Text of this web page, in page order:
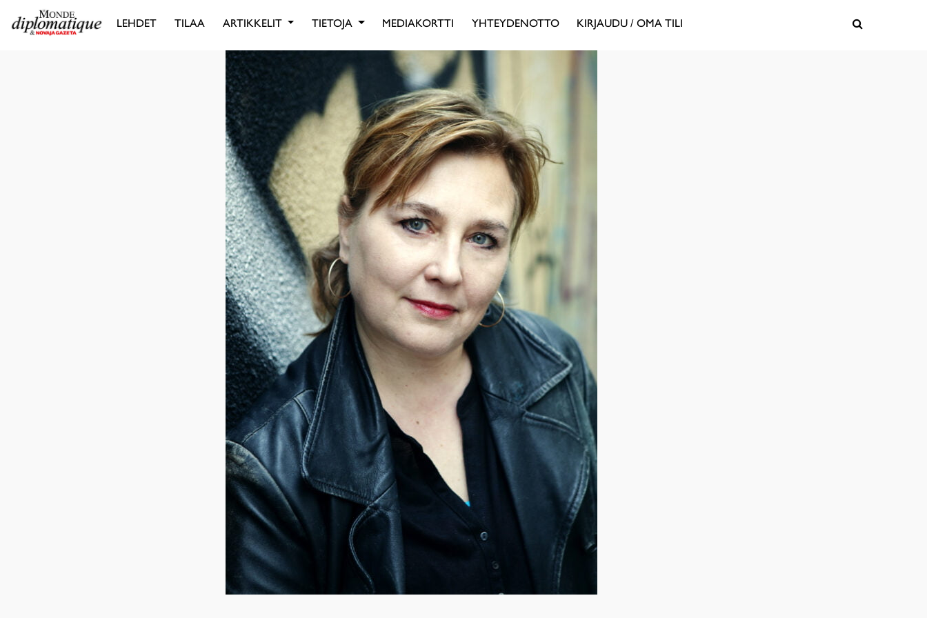
LEHDET TILAA ARTIKKELIT TIETOJA MEDIAKORTTI YHTEYDENOTTO KIRJAUDU / OMA TILI